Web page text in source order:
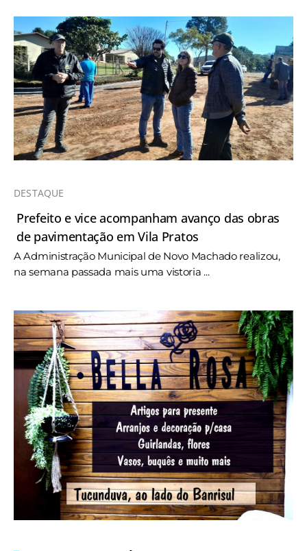
DESTAQUE
Prefeito e vice acompanham avanço das obras
de pavimentação em Vila Pratos
A Administração Municipal de Novo Machado realizou,
na semana passada mais uma vistoria ...